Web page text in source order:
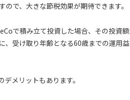
ので、大きな節税効果が期待できます。
で積み立て投資した場合、その投資
、受け取り年齢となる60歳までの運用
メリットもあります。